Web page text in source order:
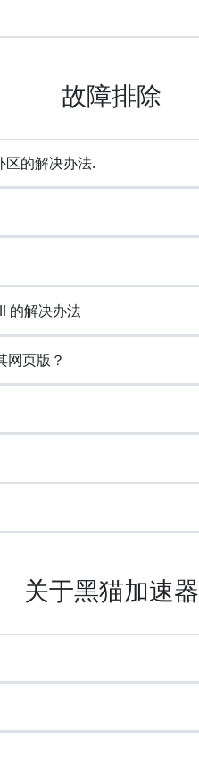
故障排除
的解决办法.
的解决办法
网页版？
关于黑猫加速器